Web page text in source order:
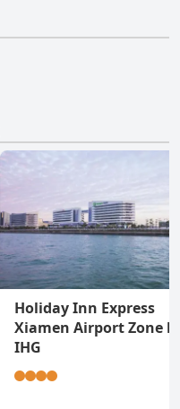
Holiday Inn Express
Xiamen Airport Zone
IHG